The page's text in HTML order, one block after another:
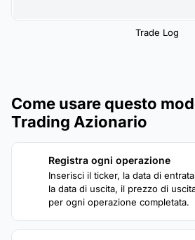
Trade Log
Come usare questo
Trading Azionario
Registra ogni operazione
Inserisci il ticker, la data di
la data di uscita, il prezzo di
per ogni operazione completata.